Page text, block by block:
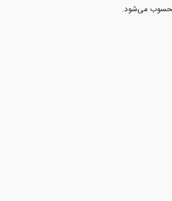
می‌شود.